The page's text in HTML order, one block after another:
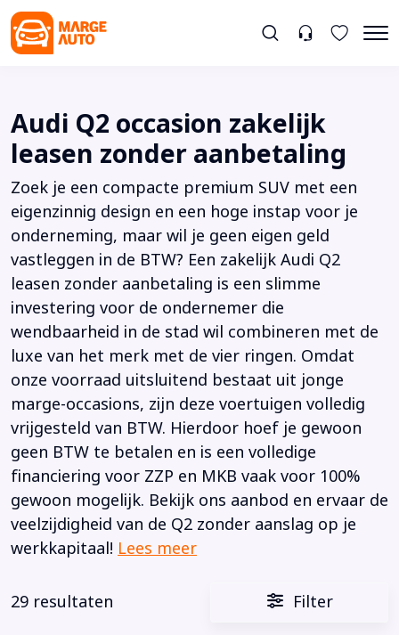
Audi Q2 occasion zakelijk
leasen zonder aanbetaling
Zoek je een compacte premium SUV met een
eigenzinnig design en een hoge instap voor je
onderneming, maar wil je geen eigen geld
vastleggen in de BTW? Een zakelijk Audi Q2
leasen zonder aanbetaling is een slimme
investering voor de ondernemer die
wendbaarheid in de stad wil combineren met de
luxe van het merk met de vier ringen. Omdat
onze voorraad uitsluitend bestaat uit jonge
marge-occasions, zijn deze voertuigen volledig
vrijgesteld van BTW. Hierdoor hoef je gewoon
geen BTW te betalen en is een volledige
financiering voor ZZP en MKB vaak voor 100%
gewoon mogelijk. Bekijk ons aanbod en ervaar de
veelzijdigheid van de Q2 zonder aanslag op je
werkkapitaal! Lees meer
29 resultaten Filter